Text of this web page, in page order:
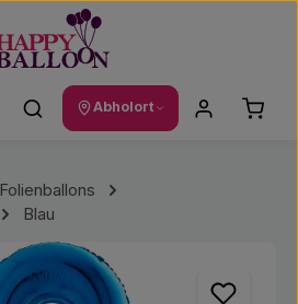
Abholort
Folienballons
Blau